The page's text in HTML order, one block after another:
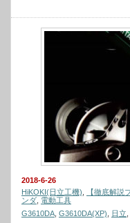
2018-6-26
HiKOKI(日立工機)
【徹底解説
ンダ 電動工具
G3610DA G3610DA(XP) 日立